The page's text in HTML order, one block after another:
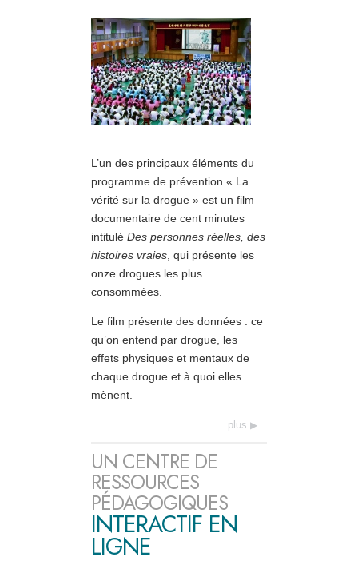
L’un des principaux éléments du
programme de prévention « La
vérité sur la drogue » est un film
documentaire de cent minutes
intitulé Des personnes réelles, des
histoires vraies , qui présente les
onze drogues les plus
consommées.
Le film présente des données : ce
qu’on entend par drogue, les
effets physiques et mentaux de
chaque drogue et à quoi elles
mènent.
plus
UN CENTRE DE
RESSOURCES
PÉDAGOGIQUES
INTERACTIF EN
LIGNE